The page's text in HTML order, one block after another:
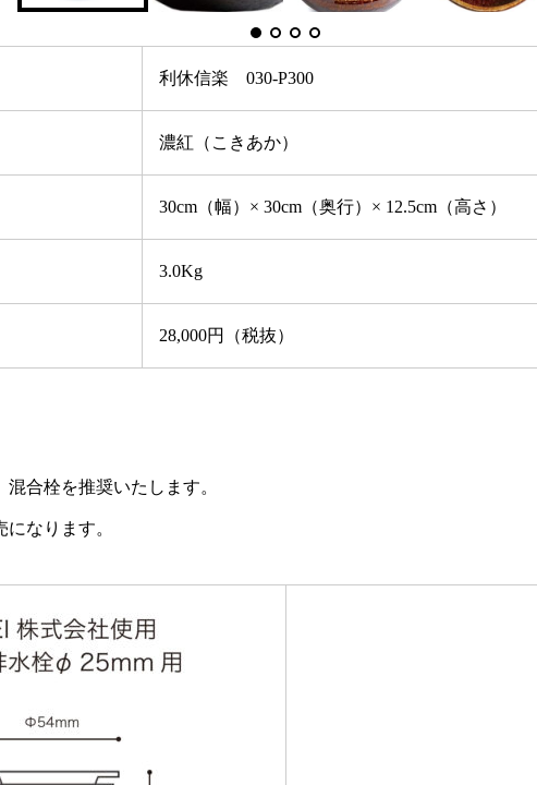
利休信楽 030-P300
濃紅（こきあか）
30cm（幅）× 30cm（奥行）× 12.5cm（高さ）
3.0Kg
28,000円（税抜）
合栓を推奨いたします。
なります。